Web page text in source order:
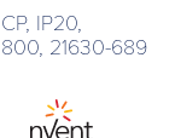
IP20,
21630-689